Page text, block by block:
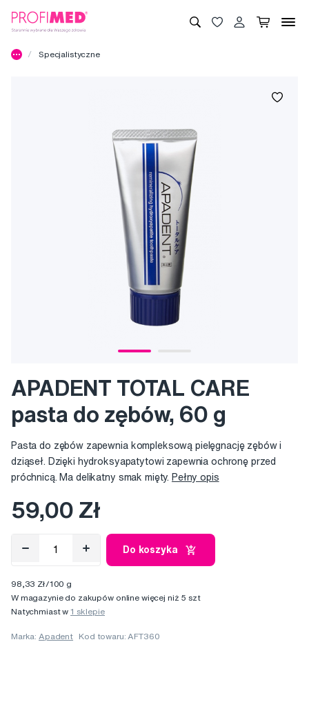
Specjalistyczne
APADENT TOTAL CARE
pasta do zębów, 60 g
Pasta do zębów zapewnia kompleksową pielęgnację zębów i
dziąseł. Dzięki hydroksyapatytowi zapewnia ochronę przed
próchnicą. Ma delikatny smak mięty. Pełny opis
59,00 Zł
Do koszyka
98,33 Zł/100 g
W magazynie do zakupów online więcej niż 5 szt
Natychmiast w1 sklepie
Marka: Apadent Kod towaru: AFT360